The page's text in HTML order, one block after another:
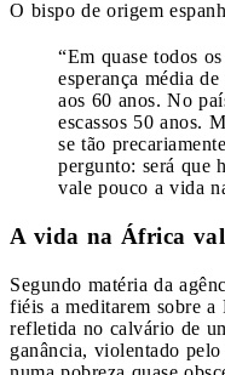
O bispo de origem
“Em quase todos
esperança média
aos 60 anos. No
escassos 50 anos.
se tão
pergunto: será que
vale pouco a vida
A vida na África
Segundo matéria da
fiéis a meditarem sobre a
refletida no calvário de
ganância, violentado